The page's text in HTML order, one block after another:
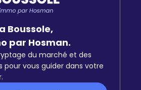
Boussole,
par Hosman.
du marché et des
pour vous guider dans votre